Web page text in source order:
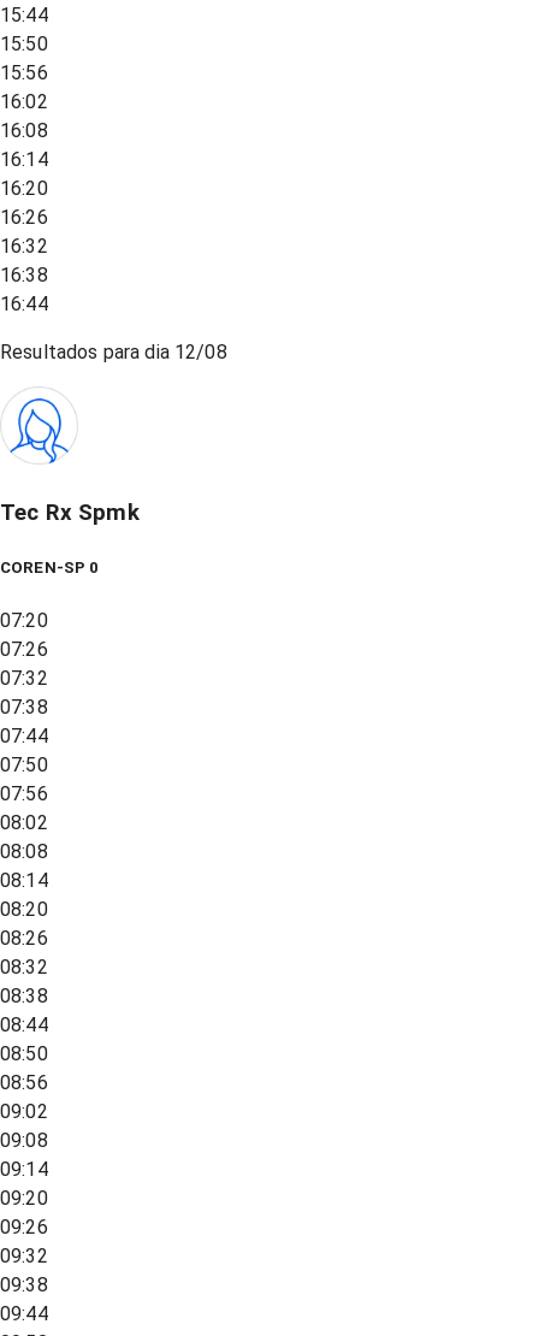
15:44
15:50
15:56
16:02
16:08
16:14
16:20
16:26
16:32
16:38
16:44
Resultados para dia 12/08
Tec Rx Spmk
COREN-SP 0
07:20
07:26
07:32
07:38
07:44
07:50
07:56
08:02
08:08
08:14
08:20
08:26
08:32
08:38
08:44
08:50
08:56
09:02
09:08
09:14
09:20
09:26
09:32
09:38
09:44